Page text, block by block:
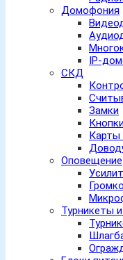
Домофония
IP-
СКД
Замки
Кнопки
Карты
Оповещение
Турникеты